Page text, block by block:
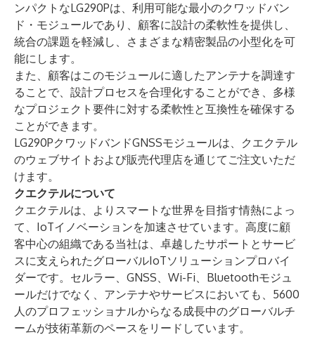
ンパクトなLG290Pは、利用可能な最小のクワッドバン
ド・モジュールであり、顧客に設計の柔軟性を提供し、
統合の課題を軽減し、さまざまな精密製品の小型化を可
能にします。
また、顧客はこのモジュールに適したアンテナを調達す
ることで、設計プロセスを合理化することができ、多様
なプロジェクト要件に対する柔軟性と互換性を確保する
ことができます。
LG290PクワッドバンドGNSSモジュールは、クエクテル
のウェブサイト および販売代理店を通じてご注文いただ
けます。
クエクテルについて
クエクテルは、よりスマートな世界を目指す情熱によっ
て、IoTイノベーションを加速させています。高度に顧
客中心の組織である当社は、卓越したサポートとサービ
スに支えられたグローバルIoTソリューションプロバイ
ダーです。 セルラー、 GNSS、 Wi-Fi、Bluetoothモジュ
ールだけでなく、 アンテナやサービスにおいても、5600
人のプロフェッショナルからなる成長中のグローバルチ
ームが技術革新のペースをリードしています。